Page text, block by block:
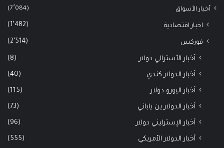
أخبار الأسواق (7٬084)
اخبار اقتصادية (1٬482)
فوركس (2٬514)
أخبار الأسترالي دولار (8)
أخبار الدولار كندي (40)
أخبار اليورو دولار (115)
أخبار الدولار ين ياباني (73)
أخبار الإسترليني دولار (96)
أخبار الدولار الأمريكي (555)